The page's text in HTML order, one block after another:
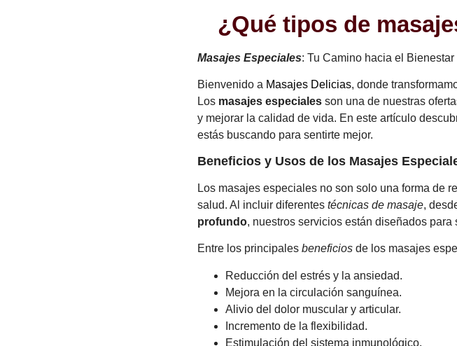
¿Qué tipos de
Masajes Especiales: Tu Camino hacia el Bienestar
Bienvenido a Masajes Delicias, donde
Los masajes especiales son una de nuestras
y mejorar la calidad de vida. En este artículo
estás buscando para sentirte mejor.
Beneficios y Usos de los Masajes
Los masajes especiales no son solo una forma de
salud. Al incluir diferentes técnicas de masaje,
profundo, nuestros servicios están diseñados
Entre los principales beneficios de los masajes
Reducción del estrés y la ansiedad.
Mejora en la circulación sanguínea.
Alivio del dolor muscular y articular.
Incremento de la flexibilidad.
Estimulación del sistema inmunológico.